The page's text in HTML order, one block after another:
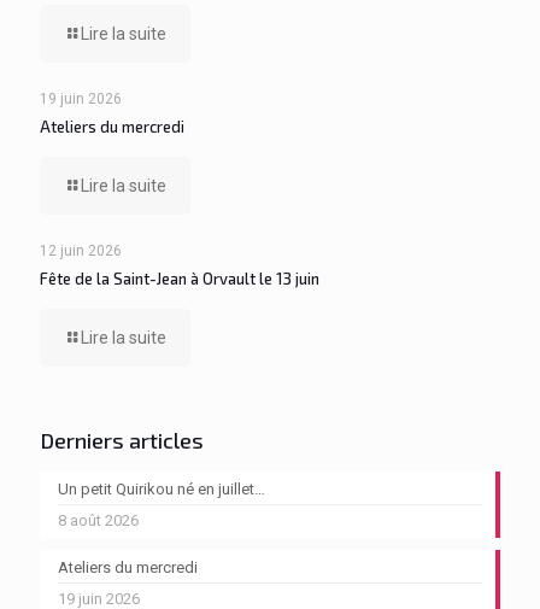
Lire la suite
19 juin 2026
Ateliers du mercredi
Lire la suite
12 juin 2026
Fête de la Saint-Jean à Orvault le 13 juin
Lire la suite
Derniers articles
Un petit Quirikou né en juillet…
8 août 2026
Ateliers du mercredi
19 juin 2026